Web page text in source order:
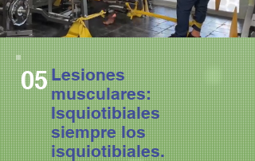
05 Lesiones
musculares:
Isquiotibiales
siempre los
isquiotibiales.